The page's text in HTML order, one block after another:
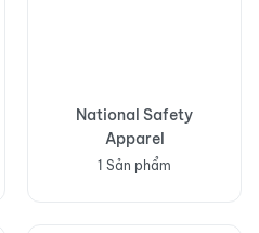
National Safety
Apparel
1 Sản phẩm